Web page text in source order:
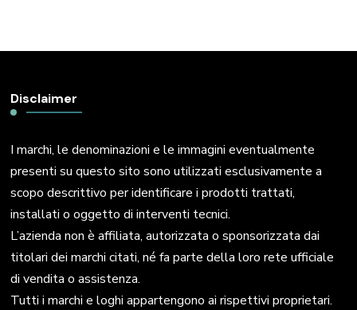
Disclaimer
I marchi, le denominazioni e le immagini eventualmente
presenti su questo sito sono utilizzati esclusivamente a
scopo descrittivo per identificare i prodotti trattati,
installati o oggetto di interventi tecnici.
L’azienda non è affiliata, autorizzata o sponsorizzata dai
titolari dei marchi citati, né fa parte della loro rete ufficiale
di vendita o assistenza.
Tutti i marchi e loghi appartengono ai rispettivi proprietari.